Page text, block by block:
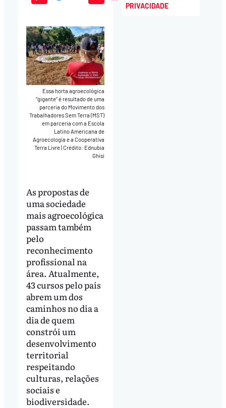
Play Mute Download
Essa horta agroecológica
“gigante” é resultado de uma
parceria do Movimento dos
Trabalhadores Sem Terra (MST)
em parceria com a Escola
Latino Americana de
Agroecologia e a Cooperativa
Terra Livre Crédito: Ednubia
Ghisi
As propostas de
uma sociedade
mais agroecológica
passam também
pelo
reconhecimento
profissional na
área. Atualmente,
43 cursos pelo país
abrem um dos
caminhos no dia a
dia de quem
constrói um
desenvolvimento
territorial
respeitando
culturas, relações
sociais e
biodiversidade.
PRIVACIDADE